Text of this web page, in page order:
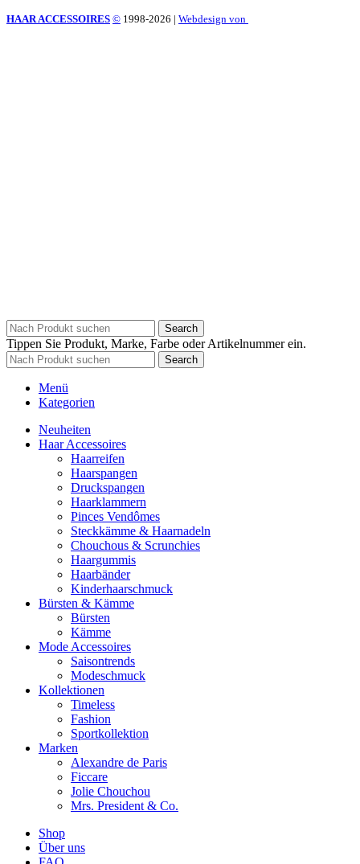
HAAR ACCESSOIRES © 1998-2026 | Webdesign von
Search
Tippen Sie Produkt, Marke, Farbe oder Artikelnummer ein.
Search
Menü
Kategorien
Neuheiten
Haar Accessoires
Haarreifen
Haarspangen
Druckspangen
Haarklammern
Pinces Vendômes
Steckkämme & Haarnadeln
Chouchous & Scrunchies
Haargummis
Haarbänder
Kinderhaarschmuck
Bürsten & Kämme
Bürsten
Kämme
Mode Accessoires
Saisontrends
Modeschmuck
Kollektionen
Timeless
Fashion
Sportkollektion
Marken
Alexandre de Paris
Ficcare
Jolie Chouchou
Mrs. President & Co.
Shop
Über uns